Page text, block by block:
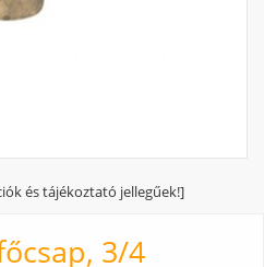
és tájékoztató jellegűek!]
3/4